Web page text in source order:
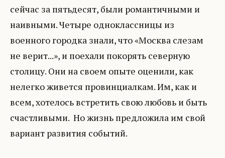
сейчас за пятьдесят, были романтичными и
наивными. Четыре одноклассницы из
военного городка знали, что «Москва слезам
не верит...», и поехали покорять северную
столицу. Они на своем опыте оценили, как
нелегко живется провинциалкам. Им, как и
всем, хотелось встретить свою любовь и быть
счастливыми. Но жизнь предложила им свой
вариант развития событий.